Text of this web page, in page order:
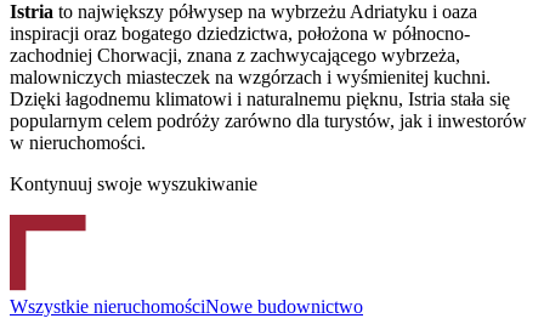
Istria to największy półwysep na wybrzeżu Adriatyku i oaza
inspiracji oraz bogatego dziedzictwa, położona w północno-
zachodniej Chorwacji, znana z zachwycającego wybrzeża,
malowniczych miasteczek na wzgórzach i wyśmienitej kuchni.
Dzięki łagodnemu klimatowi i naturalnemu pięknu, Istria stała się
popularnym celem podróży zarówno dla turystów, jak i inwestorów
w nieruchomości.
Kontynuuj swoje wyszukiwanie
Wszystkie nieruchomościNowe budownictwo